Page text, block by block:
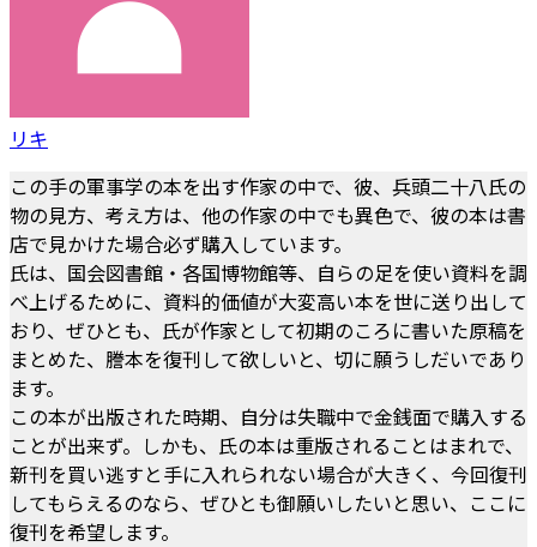
リキ
この手の軍事学の本を出す作家の中で、彼、兵頭二十八氏の
物の見方、考え方は、他の作家の中でも異色で、彼の本は書
店で見かけた場合必ず購入しています。
氏は、国会図書館・各国博物館等、自らの足を使い資料を調
べ上げるために、資料的価値が大変高い本を世に送り出して
おり、ぜひとも、氏が作家として初期のころに書いた原稿を
まとめた、謄本を復刊して欲しいと、切に願うしだいであり
ます。
この本が出版された時期、自分は失職中で金銭面で購入する
ことが出来ず。しかも、氏の本は重版されることはまれで、
新刊を買い逃すと手に入れられない場合が大きく、今回復刊
してもらえるのなら、ぜひとも御願いしたいと思い、ここに
復刊を希望します。